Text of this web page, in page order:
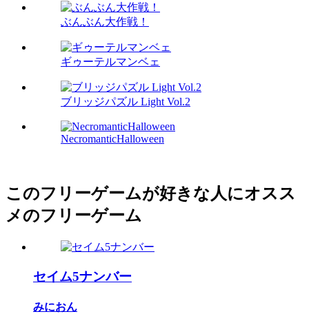
ぶんぶん大作戦！
ギゥーテルマンベェ
ブリッジパズル Light Vol.2
NecromanticHalloween
このフリーゲームが好きな人にオスス
メのフリーゲーム
セイム5ナンバー
みにおん